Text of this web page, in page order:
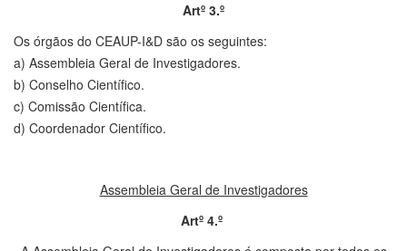
Artº 3.º
Os órgãos do CEAUP-I&D são os seguintes:
a) Assembleia Geral de Investigadores.
b) Conselho Científico.
c) Comissão Científica.
d) Coordenador Científico.
Assembleia Geral de Investigadores
Artº 4.º